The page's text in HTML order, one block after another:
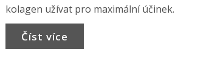
kolagen užívat pro maximální účinek.
Číst více